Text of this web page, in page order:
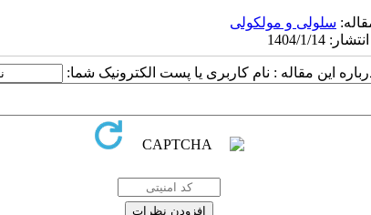
سلولی و مولکولی
این مقاله : نام کاربری یا پست الکترونیک شما: